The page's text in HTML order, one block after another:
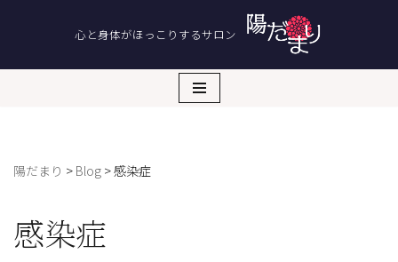
ン
ス
プ
心と身体がほっこりするサロン
陽だまり > Blog >感染症
感染症